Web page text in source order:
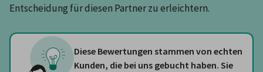
Entscheidung für diesen Partner zu erleichtern.
Diese Bewertungen stammen von echten
Kunden, die bei uns gebucht haben. Sie